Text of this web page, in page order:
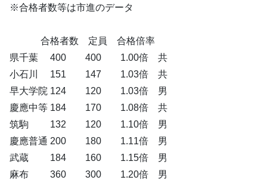
※合格者数等は市進のデータ
合格者数 定員 合格倍率
県千葉 400 400 1.00倍 共
小石川 151 147 1.03倍 共
早大学院 124 120 1.03倍 男
慶應中等 184 170 1.08倍 共
筑駒 132 120 1.10倍 男
慶應普通 200 180 1.11倍 男
武蔵 184 160 1.15倍 男
麻布 360 300 1.20倍 男